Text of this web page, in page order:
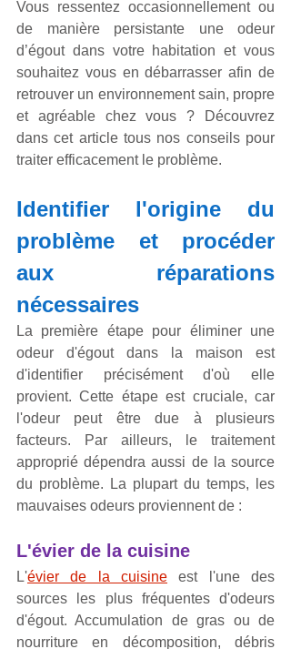
Vous ressentez occasionnellement ou
de manière persistante une odeur
d’égout dans votre habitation et vous
souhaitez vous en débarrasser afin de
retrouver un environnement sain, propre
et agréable chez vous ? Découvrez
dans cet article tous nos conseils pour
traiter efficacement le problème.
Identifier l'origine du
problème et procéder
aux réparations
nécessaires
La première étape pour éliminer une
odeur d'égout dans la maison est
d'identifier précisément d'où elle
provient. Cette étape est cruciale, car
l'odeur peut être due à plusieurs
facteurs. Par ailleurs, le traitement
approprié dépendra aussi de la source
du problème. La plupart du temps, les
mauvaises odeurs proviennent de :
L'évier de la cuisine
L'évier de la cuisine est l'une des
sources les plus fréquentes d'odeurs
d'égout. Accumulation de gras ou de
nourriture en décomposition, débris